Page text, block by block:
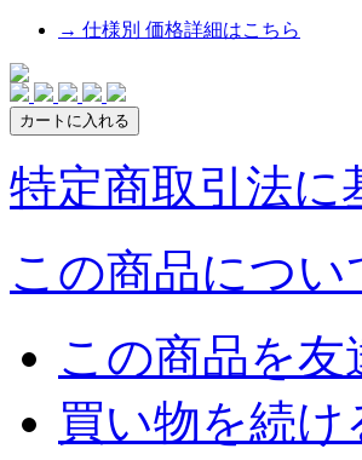
→ 仕様別 価格詳細はこちら
特定商取引法に
この商品につ
この商品を
買い物を続け